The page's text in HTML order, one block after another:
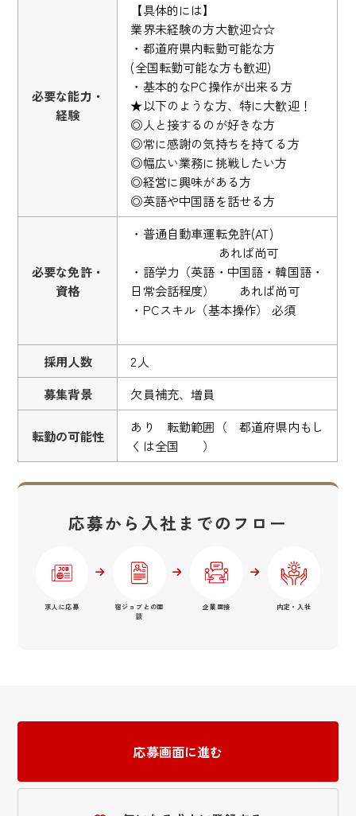
必要な能力・
経験
【具体的には】
業界未経験の方大歓迎☆☆
・都道府県内転勤可能な方
(全国転勤可能な方も歓迎)
・基本的なPC操作が出来る方
★以下のような方、特に大歓迎！
◎人と接するのが好きな方
◎常に感謝の気持ちを持てる方
◎幅広い業務に挑戦したい方
◎経営に興味がある方
◎英語や中国語を話せる方
必要な免許・
資格
・普通自動車運転免許(AT)
あれば尚可
・語学力（英語・中国語・韓国語・
日常会話程度） あれば尚可
・PCスキル（基本操作） 必須
採用人数
2人
募集背景
欠員補充、増員
転勤の可能性
あり 転勤範囲（ 都道府県内もし
くは全国 ）
応募から入社までのフロー
求人に応募
宿ジョブとの面
談
企業面接 内定・入社
応募画面に進む